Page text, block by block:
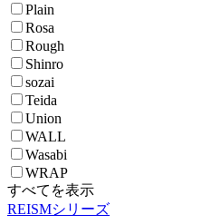
Plain
Rosa
Rough
Shinro
sozai
Teida
Union
WALL
Wasabi
WRAP
すべてを表示
REISMシリーズ